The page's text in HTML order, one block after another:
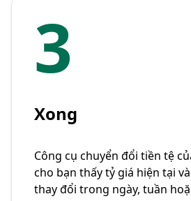
3
Xong
Công cụ chuyển đổi tiền tệ
cho bạn thấy tỷ giá hiện tại
thay đổi trong ngày, tuần